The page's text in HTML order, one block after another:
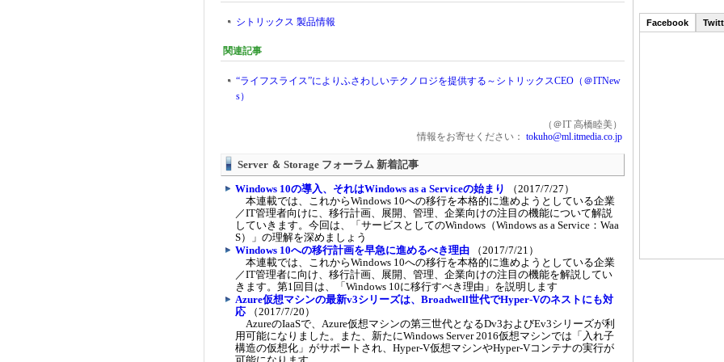
シトリックス 製品情報
関連記事
“ライフスライス”によりふさわしいテクノロジを提供する～シトリックスCEO（＠ITNew
s）
（＠IT 高橋睦美）
情報をお寄せください： tokuho@ml.itmedia.co.jp
Server ＆ Storage フォーラム 新着記事
Windows 10の導入、それはWindows as a Serviceの始まり
（2017/7/27）
本連載では、これからWindows 10への移行を本格的に進めようとしている企業
／IT管理者向けに、移行計画、展開、管理、企業向けの注目の機能について解説
していきます。今回は、「サービスとしてのWindows（Windows as a Service：Waa
S）」の理解を深めましょう
Windows 10への移行計画を早急に進めるべき理由 （2017/7/21）
本連載では、これからWindows 10への移行を本格的に進めようとしている企業
／IT管理者に向け、移行計画、展開、管理、企業向けの注目の機能を解説してい
きます。第1回目は、「Windows 10に移行すべき理由」を説明します
Azure仮想マシンの最新v3シリーズは、Broadwell世代でHyper-Vのネストにも対
応 （2017/7/20）
AzureのIaaSで、Azure仮想マシンの第三世代となるDv3およびEv3シリーズが利
用可能になりました。また、新たにWindows Server 2016仮想マシンでは「入れ子
構造の仮想化」がサポートされ、Hyper-V仮想マシンやHyper-Vコンテナの実行が
Facebook